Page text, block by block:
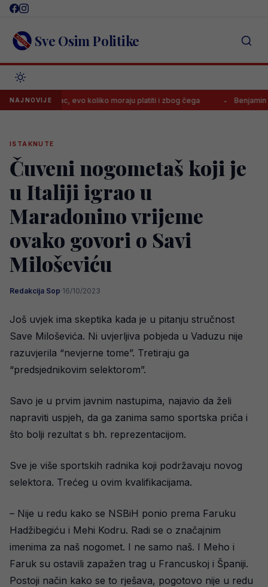
Skip
content Sve Osim Politike
NAJNOVIJE
Borac, evo koliko moraju platiti i zbog čega Benjamin Šehić
ISTAKNUTE
Čuveni nogometaš koji je
u Italiji igrao u
Maradonino vrijeme
ovako govori o Savi
Miloševiću
Redakcija Sop·16/10/2023
Još uvjek ima skeptika kada je u pitanju stručnost
Save Miloševića. Ni uvjerljiva pobjeda u Vaduzu nije
razuvjerila “nevjerne tome”. Tretiraju ga
“predsjednikovim selektorom”.
Savo je u prvim javnim nastupima, najavio da želi
napraviti uspjeh, da ga zanima samo sportska priča i
što bolji rezultat s bh. reprezentacijom.
Sve je više sportskih radnika koji podržavaju novog
selektora. Trećeg u ovim kvalifikacijama.
– Nije u redu kako se NSBiH ponio prema Faruku
Hadžibegiću i Mehi Kodru. Radi se o značajnim
imenima za naš nogomet. I ne samo naš. I Meho i
Faruk su ostavili zapažen trag u Francuskoj i Španiji.
Postoji način kako se to rješava, pogotovo nije u redu